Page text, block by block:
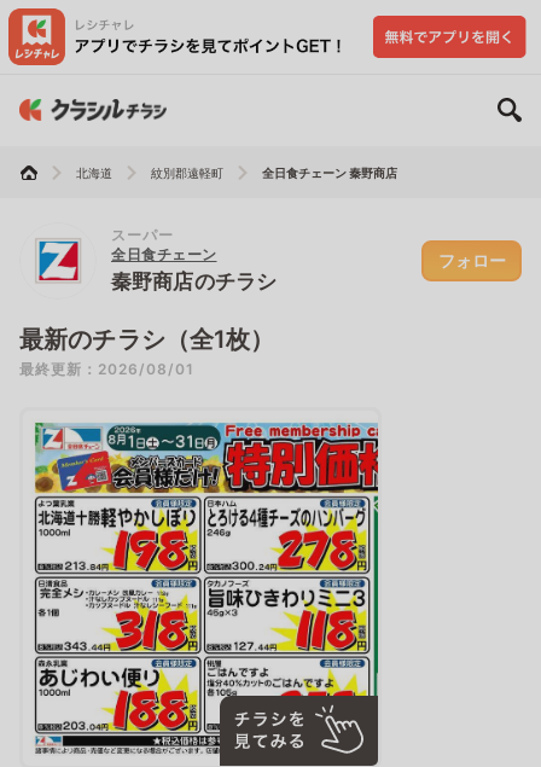
北海道 紋別郡遠軽町 全日食チェーン 秦野商店
スーパー
全日食チェーン
秦野商店のチラシ
フォロー
最新のチラシ（全1枚）
最終更新：2026/08/01